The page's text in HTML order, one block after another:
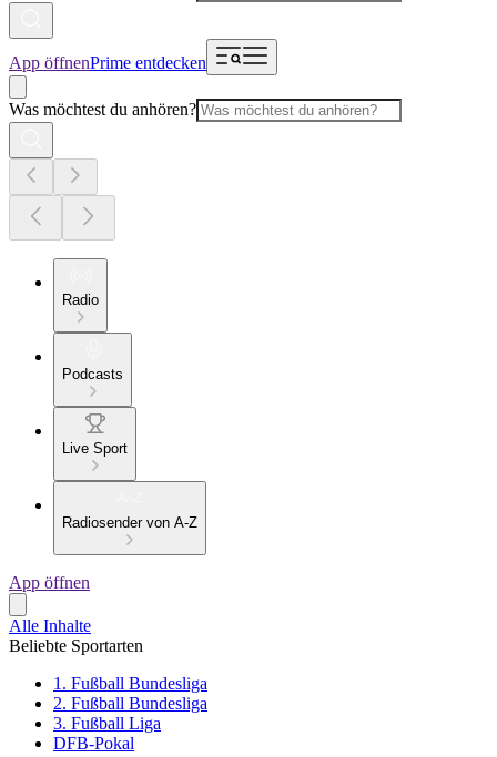
App öffnenPrime entdecken
Was möchtest du anhören?
Radio
Podcasts
Live Sport
Radiosender von A-Z
App öffnen
Alle Inhalte
Beliebte Sportarten
1. Fußball Bundesliga
2. Fußball Bundesliga
3. Fußball Liga
DFB-Pokal